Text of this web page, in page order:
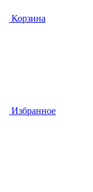
Корзина
Избранное